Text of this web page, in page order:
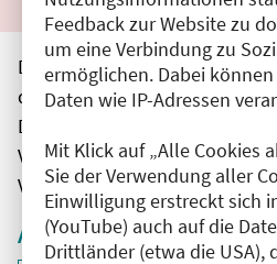
Feedback zur Website zu
um eine Verbindung zu
ermöglichen. Dabei
Daten wie IP-Adressen
Mit Klick auf „Alle Cookies
Sie der Verwendung aller
Einwilligung erstreckt sich
(YouTube) auch auf die
Drittländer (etwa die USA),
Die hier aufgeführten
den unmittelbar vom
Die Ärztekammer Berlin
Verantwortung für den Inhalt,
Veranstalter.
Aktive Filter